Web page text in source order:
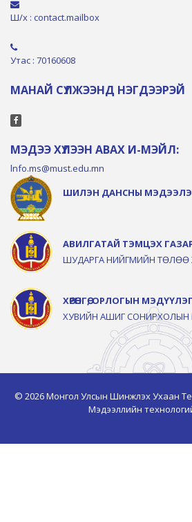
Ш/х : contact.mailbox
Утас : 70160608
МАНАЙ СҮЛЖЭЭНД НЭГДЭЭРЭЙ
МЭДЭЭ ХҮЛЭЭН АВАХ И-МЭЙЛ:
lnfo.ms@must.edu.mn
ШИЛЭН ДАНСНЫ
АВИЛГАТАЙ ТЭМЦЭХ
ШУДАРГА НИЙГМИЙН ТӨЛӨӨ
ХӨРӨНГӨ, ОРЛОГЫН МЭДҮҮЛЭГ
ХУВИЙН АШИГ СОНИРХОЛЫН
© 2026 Монгол Улсын Шинжлэх Ухаан
Мэдээллийн